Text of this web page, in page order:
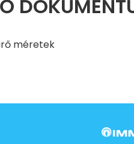
méretek